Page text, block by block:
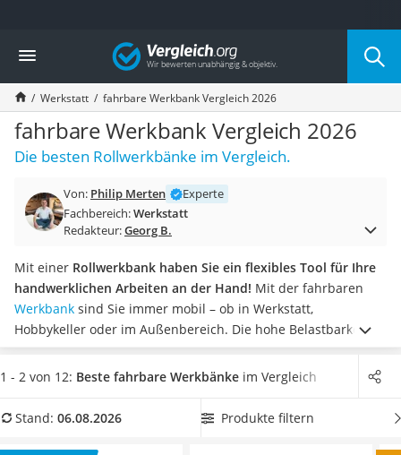
Die beliebtesten Vergleiche nach Kategorie
Baumarkt
Tresor feuerfest
Makita-Akku-Rasenmäher
Kappsäge
Smartes Türschloss
Akku-Rasentrimmer
Split-Klimaanlage 2 Innengeräte
Pelletofen
Tiefbrunnenpumpe
Fliesenschneider
Hochdruckreiniger
Doppelschleifer
Überwachungskamera
Benzinrasenmäher mit Elektrostart
Löschdecke
Winterharte Palmen
Vergleich
Werkstatt fahrbare Werkbank Vergleich 2026
fahrbare Werkbank Vergleich 2026
Die besten Rollwerkbänke im Vergleich.
Von: Philip Merten
Experte
Fachbereich:Werkstatt
Redakteur:Georg B.
Mit einer Rollwerkbank haben Sie ein flexibles Tool für Ihre
handwerklichen Arbeiten an der Hand! Mit der fahrbaren
Werkbank sind Sie immer mobil – ob in Werkstatt,
Hobbykeller oder im Außenbereich. Die hohe Belastbarkeit
der Rollwagen sorgt für Sicherheit und Stabilität, damit auch
Arbeiten mit schweren Materialien jeden Test bestehen.
Option.Wählen Sie jetzt aus unserer Vergleichstabelle eine
1 - 2 von 12: Beste fahrbare Werkbänke im Vergleich
Stand: 06.08.2026 Produkte filtern